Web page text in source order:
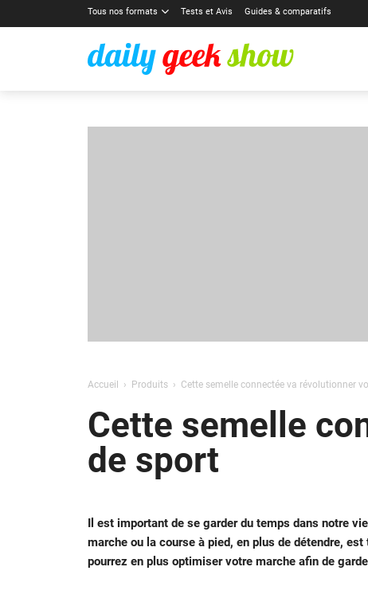
Tous nos formats Tests et Avis Guides & comparatifs
Accueil Produits Cette semelle connectée va révolutionner
Cette semelle
de sport
Il est important de se garder du temps dans notre
marche ou la course à pied, en plus de détendre,
pourrez en plus optimiser votre marche afin de